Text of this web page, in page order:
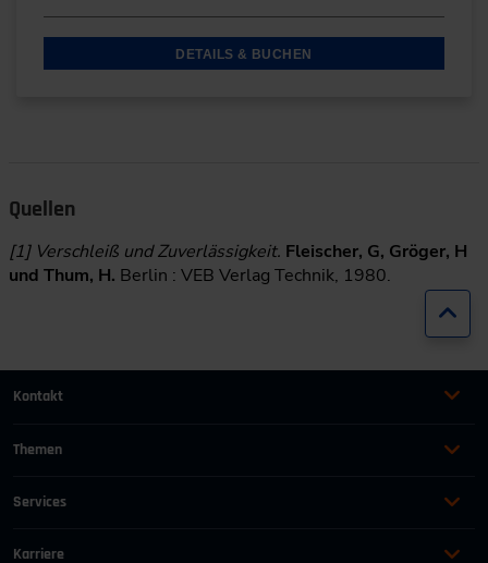
DETAILS & BUCHEN
Quellen
[1] Verschleiß und Zuverlässigkeit. Fleischer, G, Gröger, H
und Thum, H. Berlin : VEB Verlag Technik, 1980.
Kontakt
+49 (0)2116214-201
+49 (0)2116214-154
wissensforum
Themen
Bauen und Gebäude
Services
Karriere